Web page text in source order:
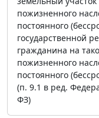
пожизненного
постоянного
государственной
гражданина на
пожизненного
постоянного
(п. 9.1 в ред.
ФЗ)